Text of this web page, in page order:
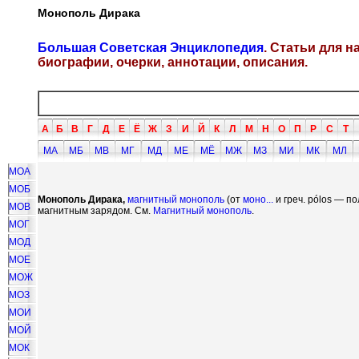
Монополь Дирака
Большая Советская Энциклопедия. Статьи для
биографии, очерки, аннотации, описания.
А Б В Г Д Е Ё Ж З И Й К Л М Н О П Р С Т
МА
МБ МВ МГ МД МЕ МЁ МЖ МЗ МИ МК МЛ
МОА
МОБ
МОВ
МОГ
МОД
МОЕ
МОЖ
МОЗ
МОИ
МОЙ
МОК
Монополь Дирака, магнитный монополь (от моно... и греч. pó los —
магнитным зарядом. См. Магнитный монополь.